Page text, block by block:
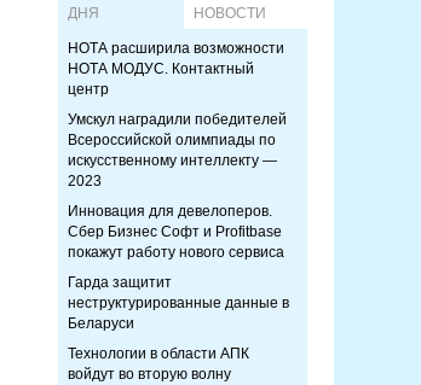
ДНЯ
НОВОСТИ
НОТА расширила возможности
НОТА МОДУС. Контактный
центр
Умскул наградили победителей
Всероссийской олимпиады по
искусственному интеллекту —
2023
Инновация для девелоперов.
Сбер Бизнес Софт и Profitbase
покажут работу нового сервиса
Гарда защитит
неструктурированные данные в
Беларуси
Технологии в области АПК
войдут во вторую волну